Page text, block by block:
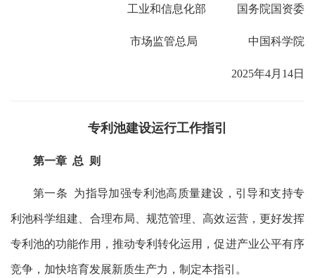
工业和信息化部 国务院国资委
市场监管总局 中国科学院
2025年4月14日
专利池建设运行工作指引
第一章 总 则
第一条 为指导加强专利池高质量建设，引导和支持专
利池科学组建、合理布局、规范管理、高效运营，更好发挥
专利池的功能作用，推动专利转化运用，促进产业公平有序
竞争，加快培育发展新质生产力，制定本指引。